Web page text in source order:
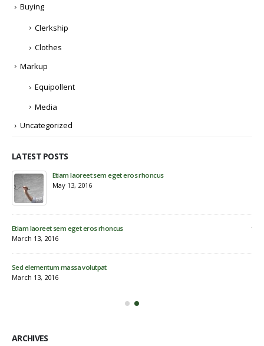
Buying
Clerkship
Clothes
Markup
Equipollent
Media
Uncategorized
LATEST POSTS
Etiam laoreet sem eget eros rhoncus
May 13, 2016
Etiam laoreet sem eget eros rhoncus
March 13, 2016
Sed elementum massa volutpat
March 13, 2016
ARCHIVES